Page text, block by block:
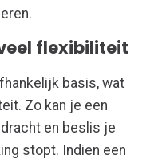
flexibiliteit
basis, wat
Zo kan je een
en beslis je
stopt. Indien een